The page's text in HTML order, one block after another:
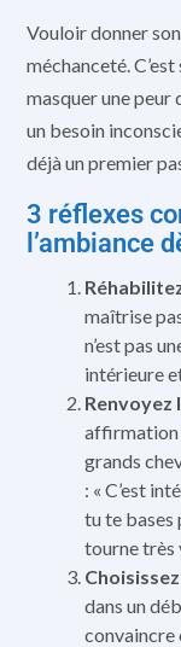
Vouloir donner
méchanceté.
masquer une peur
un besoin
déjà un premier
3 réflexes
l’ambiance
maîtrise
n’est pas
intérieure
Renvoyez
affirmation
grands
: « C’est
tu te bases
tourne très
dans un
convaincre